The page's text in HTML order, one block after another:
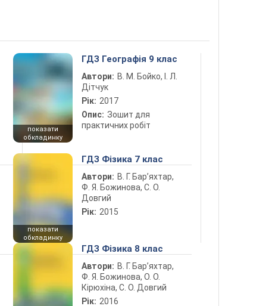
показати
обкладинку
ГДЗ Географія 9 клас
Автори: В. М. Бойко, І. Л.
Дітчук
Рік: 2017
Опис: Зошит для
практичних робіт
показати
обкладинку
ГДЗ Фізика 7 клас
Автори: В. Г. Бар’яхтар,
Ф. Я. Божинова, С. О.
Довгий
Рік: 2015
ГДЗ Фізика 8 клас
Автори: В. Г. Бар’яхтар,
Ф. Я. Божинова, О. О.
Кірюхіна, С. О. Довгий
Рік: 2016